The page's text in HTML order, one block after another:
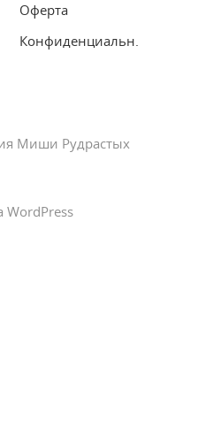
Оферта
Конфиденциальн.
Миши Рудрастых
WordPress